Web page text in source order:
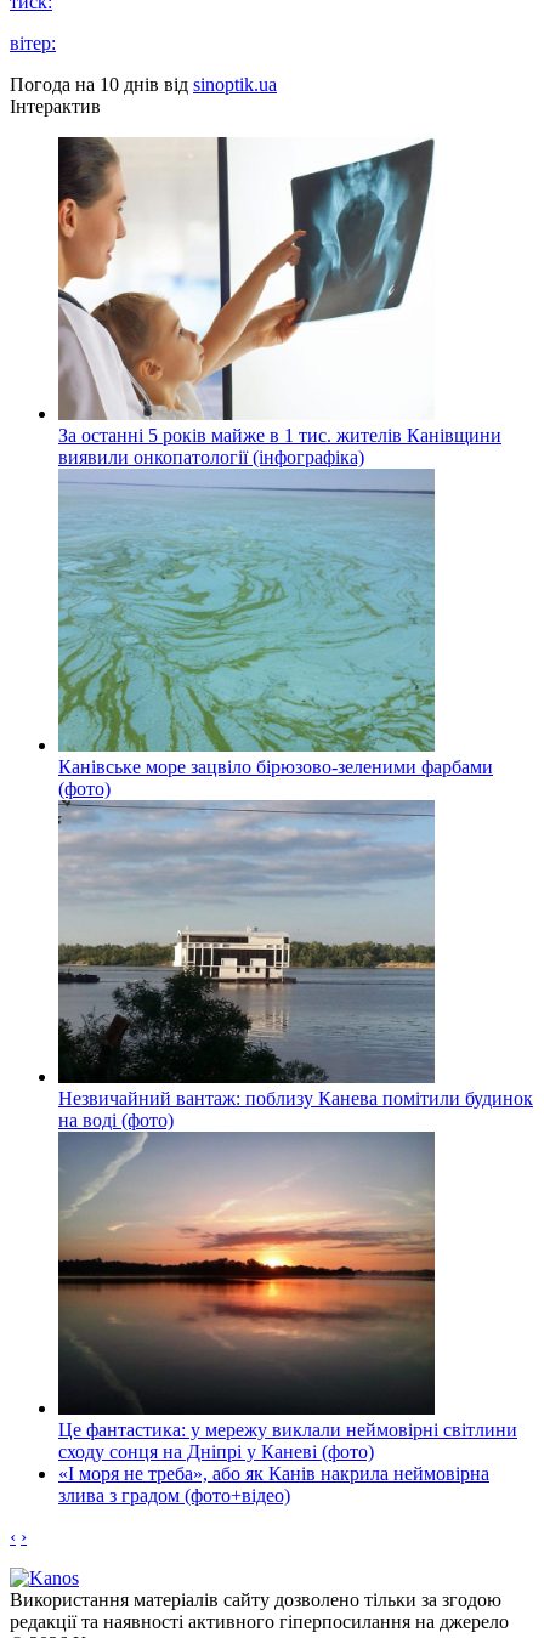
вітер:
Погода на 10 днів від sinoptik.ua
Інтерактив
За останні 5 років майже в 1 тис. жителів Канівщини
виявили онкопатології (інфографіка)
Канівське море зацвіло бірюзово-зеленими фарбами
(фото)
Незвичайний вантаж: поблизу Канева помітили будинок
на воді (фото)
Це фантастика: у мережу виклали неймовірні світлини
сходу сонця на Дніпрі у Каневі (фото)
«І моря не треба», або як Канів накрила неймовірна
злива з градом (фото+відео)
‹ ›
Використання матеріалів сайту дозволено тільки за згодою
редакції та наявності активного гіперпосилання на джерело